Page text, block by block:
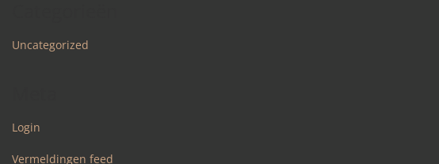
Uncategorized
Login
Vermeldingen feed